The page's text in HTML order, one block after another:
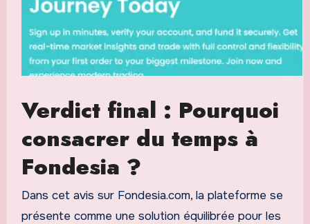
Verdict final : Pourquoi
consacrer du temps à
Fondesia ?
Dans cet avis sur Fondesia.com, la plateforme se
présente comme une solution équilibrée pour les